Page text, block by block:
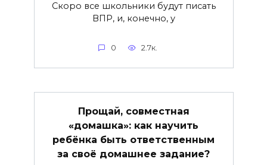
Скоро все школьники будут писать
ВПР, и, конечно, у
0 2.7к.
Прощай, совместная
«домашка»: как научить
ребёнка быть ответственным
за своё домашнее задание?